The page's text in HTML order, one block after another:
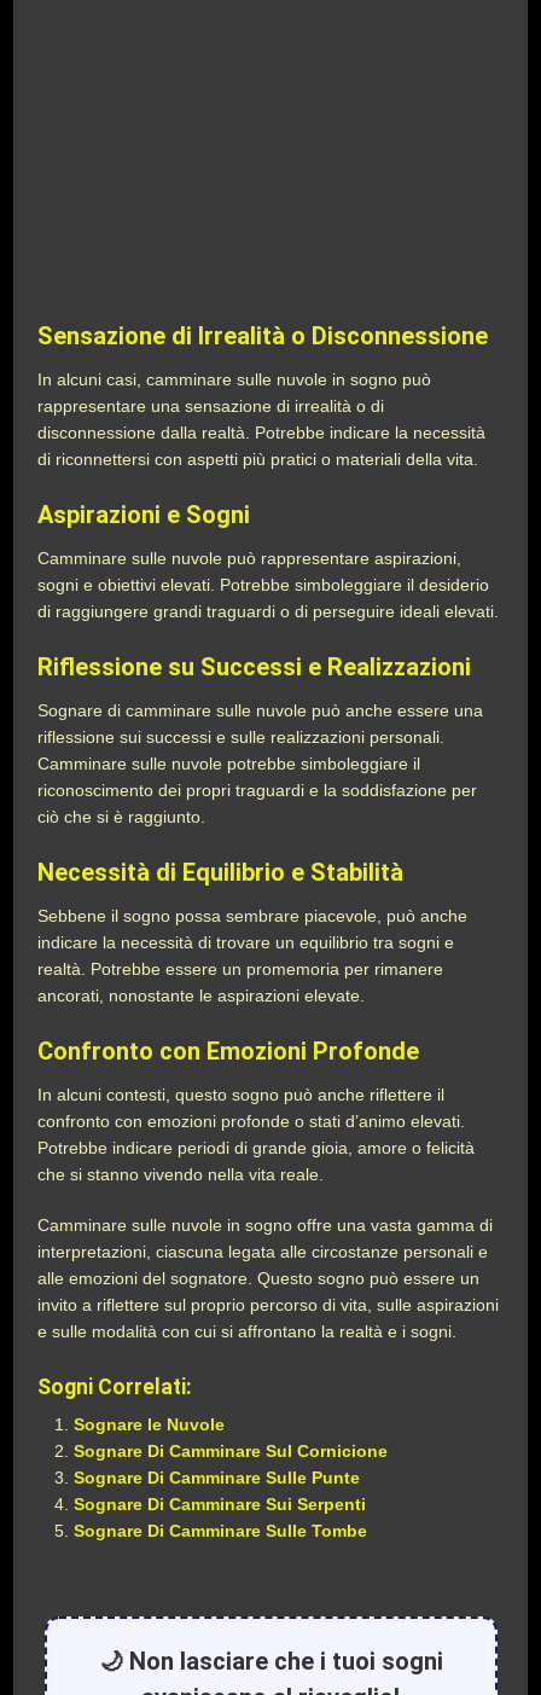
Sensazione di Irrealità o Disconnessione
In alcuni casi, camminare sulle nuvole in sogno può
rappresentare una sensazione di irrealità o di
disconnessione dalla realtà. Potrebbe indicare la necessità
di riconnettersi con aspetti più pratici o materiali della vita.
Aspirazioni e Sogni
Camminare sulle nuvole può rappresentare aspirazioni,
sogni e obiettivi elevati. Potrebbe simboleggiare il desiderio
di raggiungere grandi traguardi o di perseguire ideali elevati.
Riflessione su Successi e Realizzazioni
Sognare di camminare sulle nuvole può anche essere una
riflessione sui successi e sulle realizzazioni personali.
Camminare sulle nuvole potrebbe simboleggiare il
riconoscimento dei propri traguardi e la soddisfazione per
ciò che si è raggiunto.
Necessità di Equilibrio e Stabilità
Sebbene il sogno possa sembrare piacevole, può anche
indicare la necessità di trovare un equilibrio tra sogni e
realtà. Potrebbe essere un promemoria per rimanere
ancorati, nonostante le aspirazioni elevate.
Confronto con Emozioni Profonde
In alcuni contesti, questo sogno può anche riflettere il
confronto con emozioni profonde o stati d’animo elevati.
Potrebbe indicare periodi di grande gioia, amore o felicità
che si stanno vivendo nella vita reale.
Camminare sulle nuvole in sogno offre una vasta gamma di
interpretazioni, ciascuna legata alle circostanze personali e
alle emozioni del sognatore. Questo sogno può essere un
invito a riflettere sul proprio percorso di vita, sulle aspirazioni
e sulle modalità con cui si affrontano la realtà e i sogni.
Sogni Correlati:
Sognare le Nuvole
Sognare Di Camminare Sul Cornicione
Sognare Di Camminare Sulle Punte
Sognare Di Camminare Sui Serpenti
Sognare Di Camminare Sulle Tombe
🌙 Non lasciare che i tuoi sogni